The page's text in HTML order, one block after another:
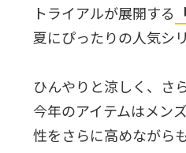
トライアルが展開する
夏にぴったりの人気シ
ひんやりと涼しく、さ
今年のアイテムはメン
性をさらに高めながら